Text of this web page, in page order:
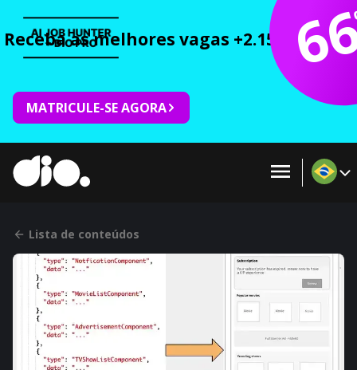
Receba as melhores vagas +2.150 cursos
MATRICULE-SE AGORA
Lista de conteúdos